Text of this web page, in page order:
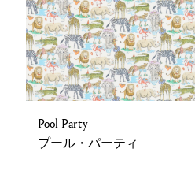
Pool Party
プール・パーティ